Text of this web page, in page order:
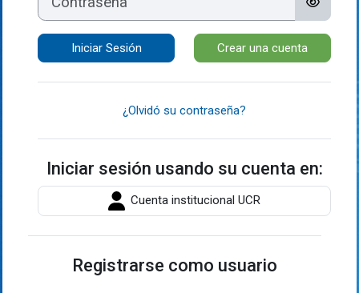
Iniciar Sesión Crear una cuenta
¿Olvidó su contraseña?
Iniciar sesión usando su cuenta en:
Cuenta institucional UCR
Registrarse como usuario